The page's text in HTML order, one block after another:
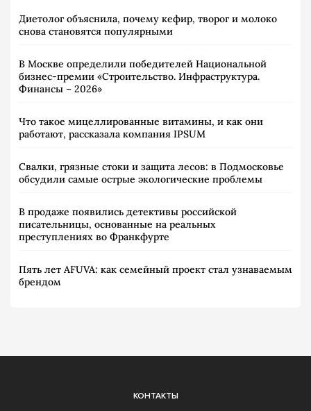
Диетолог объяснила, почему кефир, творог и молоко
снова становятся популярными
В Москве определили победителей Национальной
бизнес-премии «Строительство. Инфраструктура.
Финансы – 2026»
Что такое мицеллированные витамины, и как они
работают, рассказала компания IPSUM
Свалки, грязные стоки и защита лесов: в Подмосковье
обсудили самые острые экологические проблемы
В продаже появились детективы российской
писательницы, основанные на реальных
преступлениях во Франкфурте
Пять лет AFUVA: как семейный проект стал узнаваемым
брендом
КОНТАКТЫ